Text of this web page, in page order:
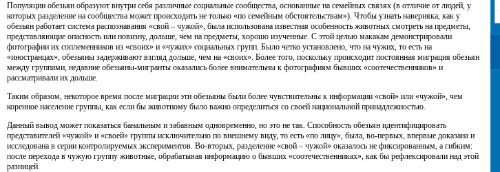
Популяции обезьян образуют внутри себя различные социальные сообщества, основанные на семейных связях (в отличие от людей, у
которых разделение на сообщества может происходить не только «по семейным обстоятельствам»). Чтобы узнать наверняка, как у
обезьян работает система распознавания «свой – чужой», была использована известная особенность животных смотреть на предметы,
представляющие опасность или новизну, дольше, чем на предметы, хорошо изученные. С этой целью макакам демонстрировали
фотографии их соплеменников из «своих» и «чужих» социальных групп. Было четко установлено, что на чужих, то есть на
«иностранцах», обезьяны задерживают взгляд дольше, чем на «своих». Более того, поскольку происходит постоянная миграция обезьян
между группами, недавние обезьяны-мигранты оказались более внимательны к фотографиям бывших «соотечественников» и
рассматривали их дольше.
Таким образом, некоторое время после миграции эти обезьяны были более чувствительны к информации «свой» или «чужой», чем
коренное население группы, как если бы животному было важно определиться со своей национальной принадлежностью.
Данный вывод может показаться банальным и забавным одновременно, но это не так. Способность обезьян идентифицировать
представителей «чужой» и «своей» группы исключительно по внешнему виду, то есть «по лицу», была, во-первых, впервые доказана и
исследована в серии контролируемых экспериментов. Во-вторых, разделение «свой – чужой» оказалось не фиксированным, а гибким:
после перехода в чужую группу животные, обрабатывая информацию о бывших «соотечественниках», как бы рефлексировали над этой
разницей.